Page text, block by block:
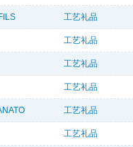
工艺礼品
工艺礼品
工艺礼品
工艺礼品
工艺礼品
工艺礼品